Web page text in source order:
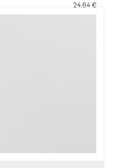
24,64 €